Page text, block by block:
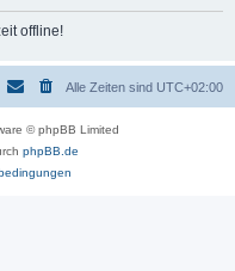
offline!
Alle Zeiten sind UTC+02:00
© phpBB Limited
phpBB.de